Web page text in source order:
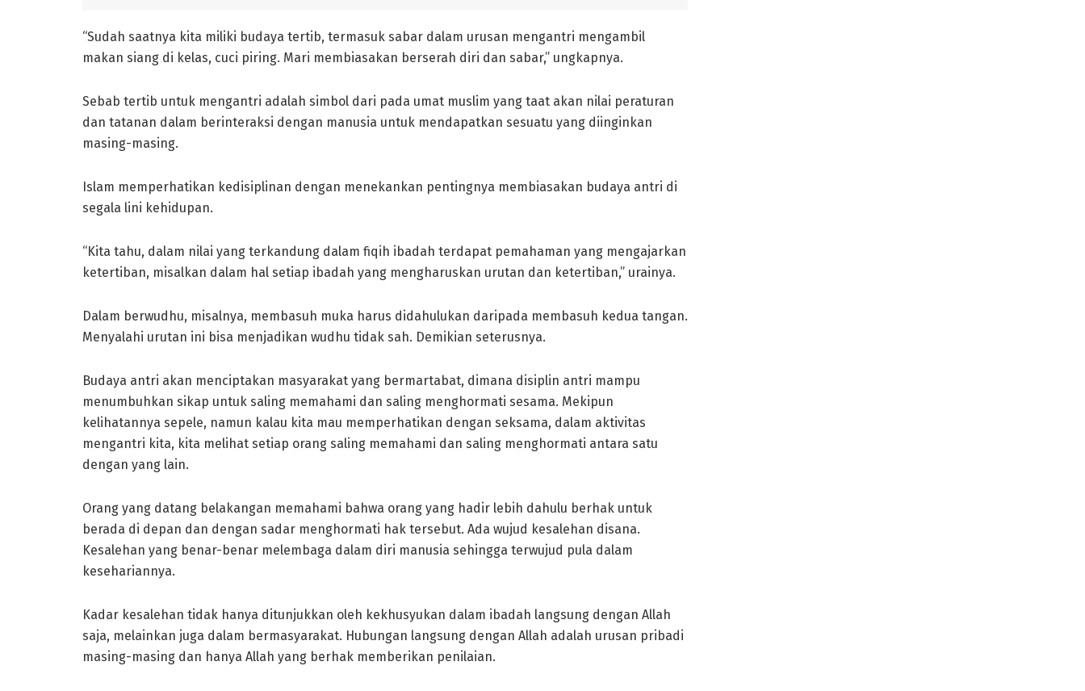
“Sudah saatnya kita miliki budaya tertib, termasuk sabar dalam urusan mengantri mengambil
makan siang di kelas, cuci piring. Mari membiasakan berserah diri dan sabar,” ungkapnya.
Sebab tertib untuk mengantri adalah simbol dari pada umat muslim yang taat akan nilai peraturan
dan tatanan dalam berinteraksi dengan manusia untuk mendapatkan sesuatu yang diinginkan
masing-masing.
Islam memperhatikan kedisiplinan dengan menekankan pentingnya membiasakan budaya antri di
segala lini kehidupan.
“Kita tahu, dalam nilai yang terkandung dalam fiqih ibadah terdapat pemahaman yang mengajarkan
ketertiban, misalkan dalam hal setiap ibadah yang mengharuskan urutan dan ketertiban,” urainya.
Dalam berwudhu, misalnya, membasuh muka harus didahulukan daripada membasuh kedua tangan.
Menyalahi urutan ini bisa menjadikan wudhu tidak sah. Demikian seterusnya.
Budaya antri akan menciptakan masyarakat yang bermartabat, dimana disiplin antri mampu
menumbuhkan sikap untuk saling memahami dan saling menghormati sesama. Mekipun
kelihatannya sepele, namun kalau kita mau memperhatikan dengan seksama, dalam aktivitas
mengantri kita, kita melihat setiap orang saling memahami dan saling menghormati antara satu
dengan yang lain.
Orang yang datang belakangan memahami bahwa orang yang hadir lebih dahulu berhak untuk
berada di depan dan dengan sadar menghormati hak tersebut. Ada wujud kesalehan disana.
Kesalehan yang benar-benar melembaga dalam diri manusia sehingga terwujud pula dalam
kesehariannya.
Kadar kesalehan tidak hanya ditunjukkan oleh kekhusyukan dalam ibadah langsung dengan Allah
saja, melainkan juga dalam bermasyarakat. Hubungan langsung dengan Allah adalah urusan pribadi
masing-masing dan hanya Allah yang berhak memberikan penilaian.